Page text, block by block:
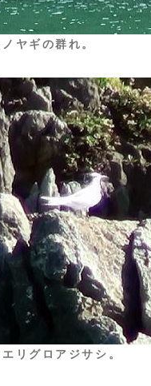
ヤギの群れ。
リグロアジサシ。